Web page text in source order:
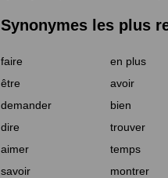
Synonymes les plus
faire en plus
être
avoir
demander
bien
dire
trouver
aimer
temps
savoir
montrer